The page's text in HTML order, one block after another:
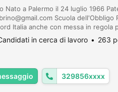
Nato a Palermo il 24 luglio 1966
Scuola
Italia anche con messa in
nelle imprese di pulizie.
Scaduto, pu...
in cerca di lavoro 263
329856xxxx